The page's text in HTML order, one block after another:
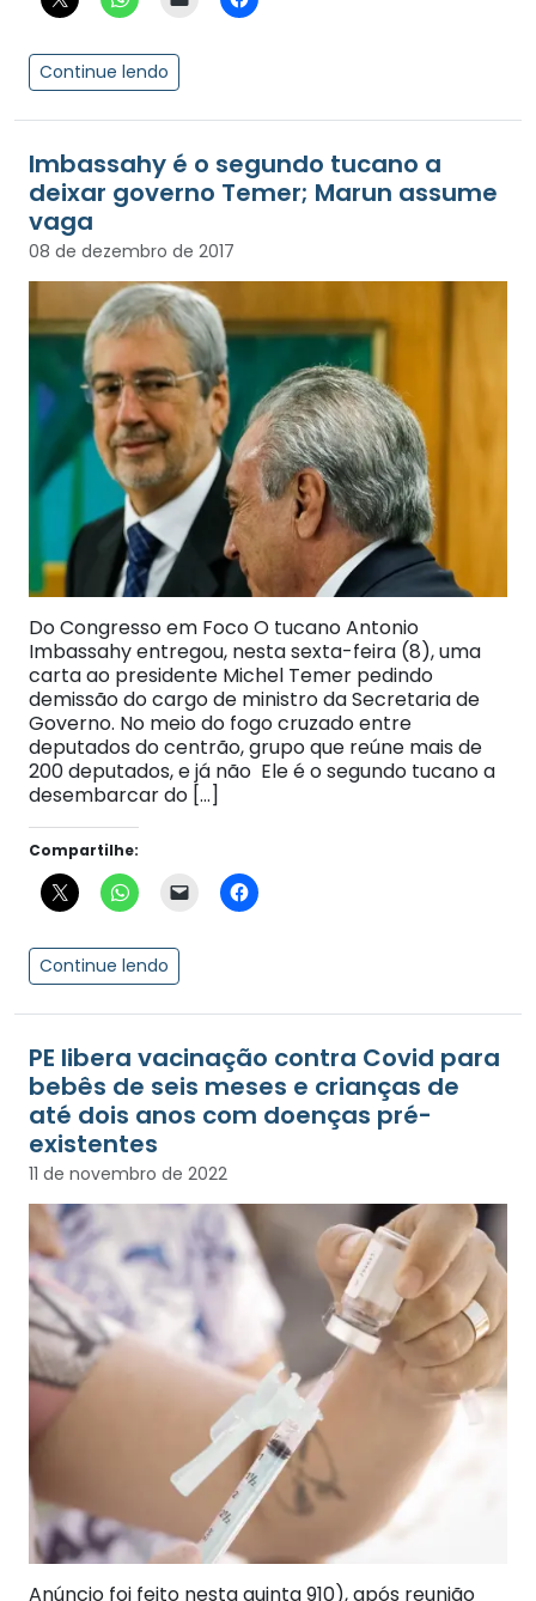
Continue lendo
Imbassahy é o segundo tucano a
deixar governo Temer; Marun assume
vaga
08 de dezembro de 2017
Do Congresso em Foco O tucano Antonio
Imbassahy entregou, nesta sexta-feira (8), uma
carta ao presidente Michel Temer pedindo
demissão do cargo de ministro da Secretaria de
Governo. No meio do fogo cruzado entre
deputados do centrão, grupo que reúne mais de
200 deputados, e já não Ele é o segundo tucano a
desembarcar do […]
Compartilhe:
Continue lendo
PE libera vacinação contra Covid para
bebês de seis meses e crianças de
até dois anos com doenças pré-
existentes
11 de novembro de 2022
Anúncio foi feito nesta quinta 910), após reunião